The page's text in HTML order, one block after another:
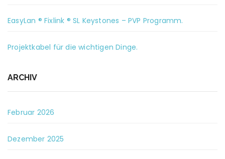
EasyLan ® Fixlink ® SL Keystones – PVP Programm.
Projektkabel für die wichtigen Dinge.
ARCHIV
Februar 2026
Dezember 2025